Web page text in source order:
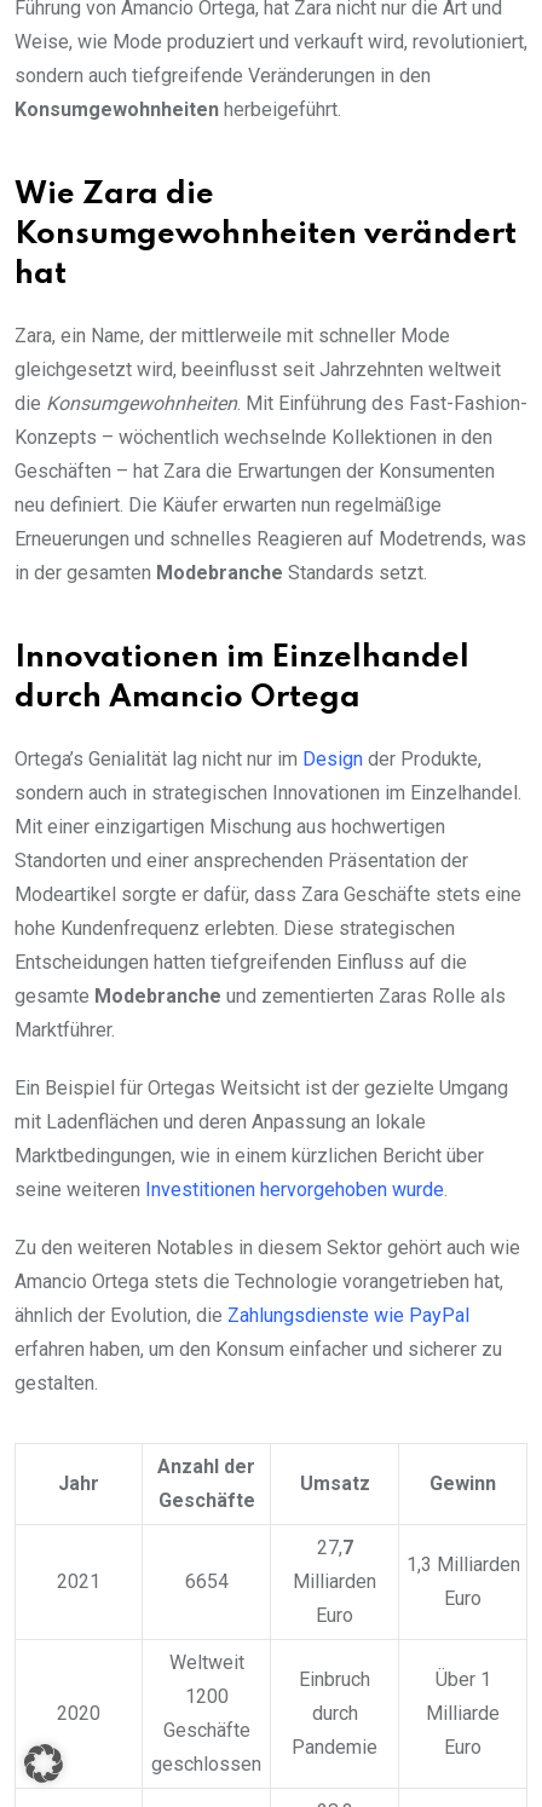
Führung von Amancio Ortega, hat Zara nicht nur die Art und
Weise, wie Mode produziert und verkauft wird, revolutioniert,
sondern auch tiefgreifende Veränderungen in den
Konsumgewohnheiten herbeigeführt.
Wie Zara die
Konsumgewohnheiten verändert
hat
Zara, ein Name, der mittlerweile mit schneller Mode
gleichgesetzt wird, beeinflusst seit Jahrzehnten weltweit
die Konsumgewohnheiten. Mit Einführung des Fast-Fashion-
Konzepts – wöchentlich wechselnde Kollektionen in den
Geschäften – hat Zara die Erwartungen der Konsumenten
neu definiert. Die Käufer erwarten nun regelmäßige
Erneuerungen und schnelles Reagieren auf Modetrends, was
in der gesamten Modebranche Standards setzt.
Innovationen im Einzelhandel
durch Amancio Ortega
Ortega’s Genialität lag nicht nur im Design der Produkte,
sondern auch in strategischen Innovationen im Einzelhandel.
Mit einer einzigartigen Mischung aus hochwertigen
Standorten und einer ansprechenden Präsentation der
Modeartikel sorgte er dafür, dass Zara Geschäfte stets eine
hohe Kundenfrequenz erlebten. Diese strategischen
Entscheidungen hatten tiefgreifenden Einfluss auf die
gesamte Modebranche und zementierten Zaras Rolle als
Marktführer.
Ein Beispiel für Ortegas Weitsicht ist der gezielte Umgang
mit Ladenflächen und deren Anpassung an lokale
Marktbedingungen, wie in einem kürzlichen Bericht über
seine weiteren Investitionen hervorgehoben wurde
Zu den weiteren Notables in diesem Sektor gehört auch wie
Amancio Ortega stets die Technologie vorangetrieben hat,
ähnlich der Evolution, die Zahlungsdienste wie PayPal
erfahren haben, um den Konsum einfacher und sicherer zu
gestalten.
Jahr
Anzahl der
Geschäfte
Umsatz Gewinn
2021 6654
27,7
Milliarden
Euro
1,3 Milliarden
Euro
2020
Weltweit
1200
Geschäfte
geschlossen
Einbruch
durch
Pandemie
Über 1
Milliarde
Euro